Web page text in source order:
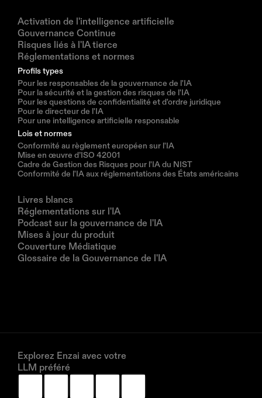
Activation de l'intelligence artificielle
Gouvernance Continue
Risques liés à l'IA tierce
Réglementations et normes
Profils types
Pour les responsables de la gouvernance de l'IA
Pour la sécurité et la gestion des risques de l'IA
Pour les questions de confidentialité et d'ordre juridique
Pour le directeur de l'IA
Pour une intelligence artificielle responsable
Lois et normes
Conformité au règlement européen sur l'IA
Mise en œuvre d’ISO 42001
Cadre de Gestion des Risques pour l'IA du NIST
Conformité de l'IA aux réglementations des États américains
Livres blancs
Réglementations sur l'IA
Podcast sur la gouvernance de l'IA
Mises à jour du produit
Couverture Médiatique
Glossaire de la Gouvernance de l'IA
Explorez Enzai avec votre
LLM préféré